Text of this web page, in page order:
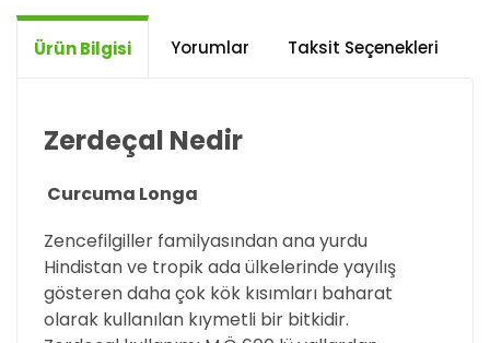
Ürün Bilgisi Yorumlar Taksit Seçenekleri
Zerdeçal Nedir
Curcuma Longa
Zencefilgiller familyasından ana yurdu
Hindistan ve tropik ada ülkelerinde yayılış
gösterendaha çok kök kısımları baharat
olarak kullanılan kıymetli bir bitkidir.